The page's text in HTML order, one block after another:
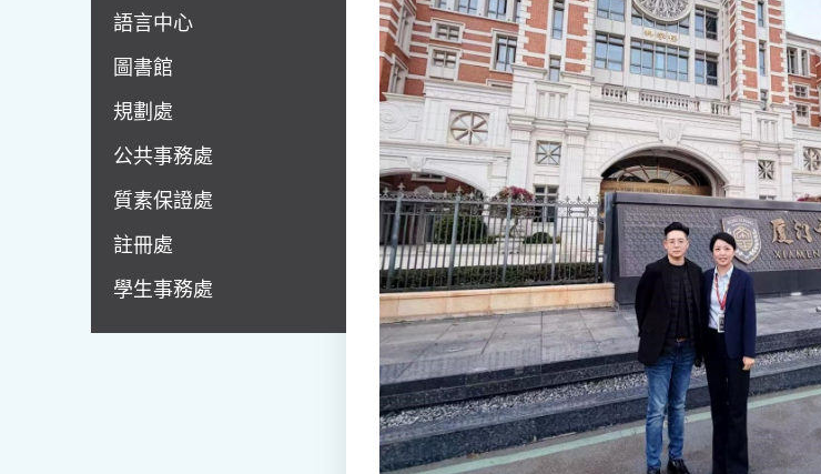
語言中心
圖書館
規劃處
公共事務處
質素保證處
註冊處
學生事務處